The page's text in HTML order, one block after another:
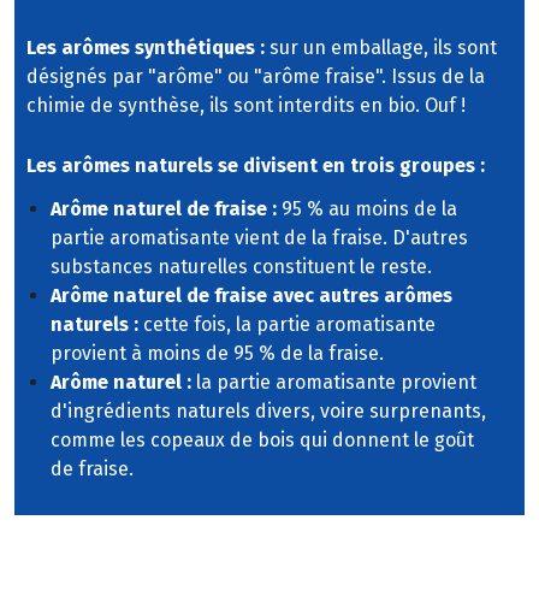
Les arômes synthétiques : sur un emballage, ils sont
désignés par "arôme" ou "arôme fraise". Issus de la
chimie de synthèse, ils sont interdits en bio. Ouf !
Les arômes naturels se divisent en trois groupes :
Arôme naturel de fraise : 95 % au moins de la
partie aromatisante vient de la fraise. D'autres
substances naturelles constituent le reste.
Arôme naturel de fraise avec autres arômes
naturels : cette fois, la partie aromatisante
provient à moins de 95 % de la fraise.
Arôme naturel : la partie aromatisante provient
d'ingrédients naturels divers, voire surprenants,
comme les copeaux de bois qui donnent le goût
de fraise.